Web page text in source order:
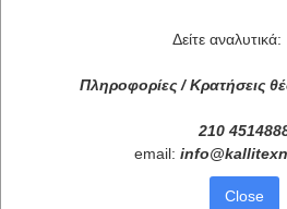
Δείτε αναλυτικά:
Πληροφορίες / Κρατήσεις
210
email: info@
Close